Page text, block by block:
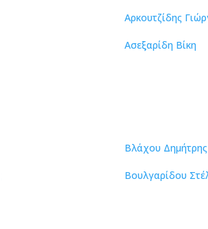
Αρκουτζίδης
Ασεξαρίδη Βίκη
Βλάχου Δημήτρης
Βουλγαρίδου